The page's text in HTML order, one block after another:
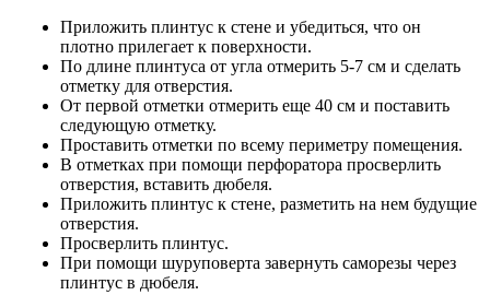
Приложить плинтус к стене и убедиться, что он
плотно прилегает к поверхности.
По длине плинтуса от угла отмерить 5-7 см и сделать
отметку для отверстия.
От первой отметки отмерить еще 40 см и поставить
следующую отметку.
Проставить отметки по всему периметру помещения.
В отметках при помощи перфоратора просверлить
отверстия, вставить дюбеля.
Приложить плинтус к стене, разметить на нем будущие
отверстия.
Просверлить плинтус.
При помощи шуруповерта завернуть саморезы через
плинтус в дюбеля.